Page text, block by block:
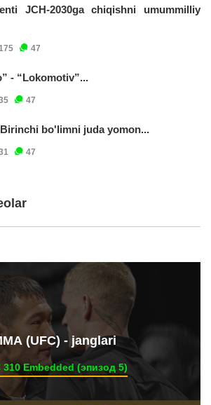
JCH-2030ga chiqishni umummilliy
47
- “Lokomotiv”...
47
bo'limni juda yomon...
47
(UFC) - janglari
310 Embedded (эпизод 5)